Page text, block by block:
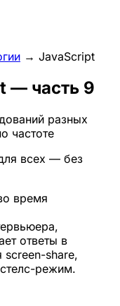
→ JavaScript
— часть 9
разных
частоте
всех — без
время
ответы в
share,
режим.